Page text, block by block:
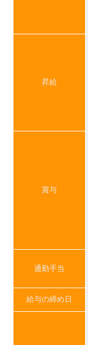
昇給
賞与
通勤手当
給与の締め日